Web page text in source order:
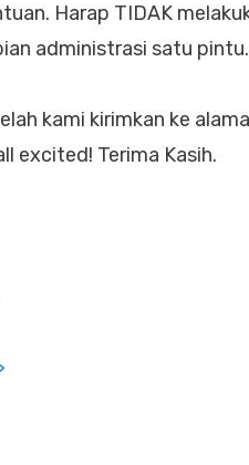
Harap TIDAK
administrasi satu pintu.
kami kirimkan ke
excited! Terima Kasih.